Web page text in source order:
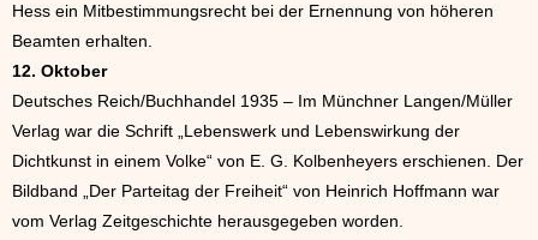
Hess ein Mitbestimmungsrecht bei der Ernennung von höheren
Beamten erhalten.
12. Oktober
Deutsches Reich/Buchhandel 1935 – Im Münchner Langen/Müller
Verlag war die Schrift „Lebenswerk und Lebenswirkung der
Dichtkunst in einem Volke“ von E. G. Kolbenheyers erschienen. Der
Bildband „Der Parteitag der Freiheit“ von Heinrich Hoffmann war
vom Verlag Zeitgeschichte herausgegeben worden.